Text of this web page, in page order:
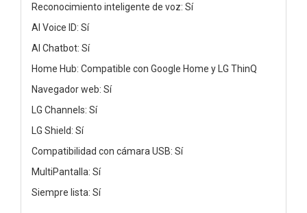
Reconocimiento inteligente de voz: Sí
AI Voice ID: Sí
AI Chatbot: Sí
Home Hub: Compatible con Google Home y LG ThinQ
Navegador web: Sí
LG Channels: Sí
LG Shield: Sí
Compatibilidad con cámara USB: Sí
MultiPantalla: Sí
Siempre lista: Sí